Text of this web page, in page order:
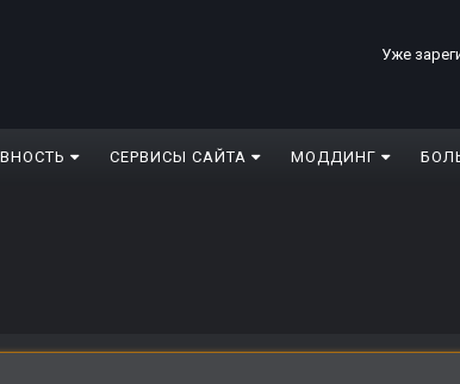
Уже
СЕРВИСЫ САЙТА МОДДИНГ